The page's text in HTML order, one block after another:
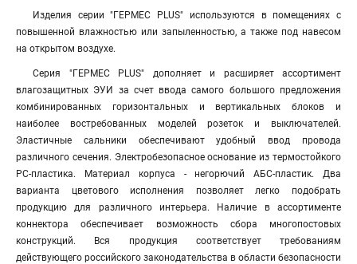
Изделия серии "ГЕРМЕС PLUS" используются в помещениях с
повышенной влажностью или запыленностью, а также под навесом
на открытом воздухе.
Серия "ГЕРМЕС PLUS" дополняет и расширяет ассортимент
влагозащитных ЭУИ за счет ввода самого большого предложения
комбинированных горизонтальных и вертикальных блоков и
наиболее востребованных моделей розеток и выключателей.
Эластичные сальники обеспечивают удобный ввод провода
различного сечения. Электробезопасное основание из термостойкого
PC-пластика. Материал корпуса - негорючий АБС-пластик. Два
варианта цветового исполнения позволяет легко подобрать
продукцию для различного интерьера. Наличие в ассортименте
коннектора обеспечивает возможность сбора многопостовых
конструкций. Вся продукция соответствует требованиям
действующего российского законодательства в области безопасности